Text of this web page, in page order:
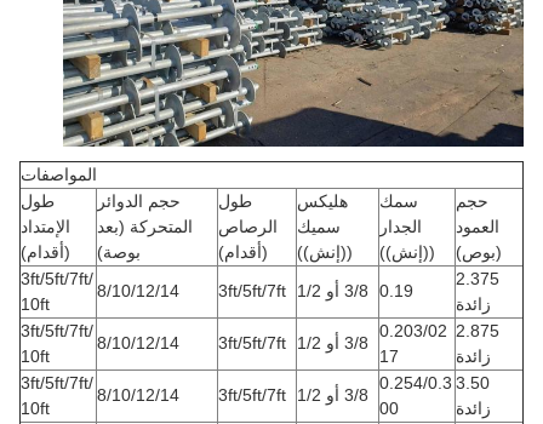
المواصفات
حجم
العمود
(بوص)
سمك
الجدار
((إنش))
هليكس
سميك
((إنش))
طول
الرصاص
(أقدام)
حجم الدوائر
المتحركة (بعد
بوصة)
طول
الإمتداد
(أقدام)
2.375
زائدة
0.19 3/8 أو 1/2 3ft/5ft/7ft
8/10/12/14
3ft/5ft/7ft/
10ft
2.875
زائدة
0.203/02
17
3/8 أو 1/2 3ft/5ft/7ft
8/10/12/14
3ft/5ft/7ft/
10ft
3.50
زائدة
0.254/0.3
00
3/8 أو 1/2 3ft/5ft/7ft
8/10/12/14
3ft/5ft/7ft/
10ft